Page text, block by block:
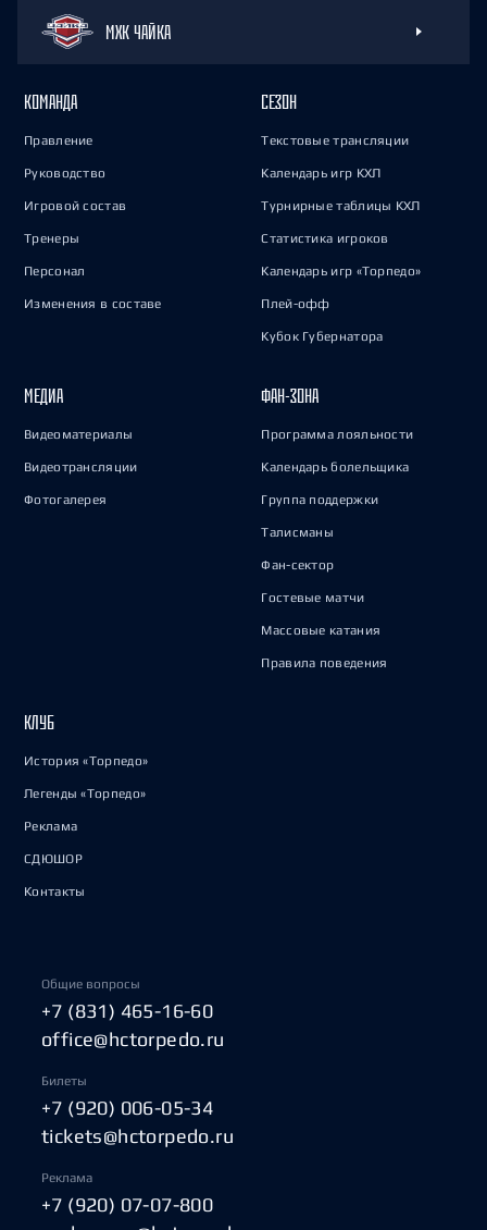
МХК ЧАЙКА
КОМАНДА
Правление
Руководство
Игровой состав
Тренеры
Персонал
Изменения в составе
СЕЗОН
Текстовые трансляции
Календарь игр КХЛ
Турнирные таблицы КХЛ
Статистика игроков
Календарь игр «Торпедо»
Плей-офф
Кубок Губернатора
МЕДИА
Видеоматериалы
Видеотрансляции
Фотогалерея
ФАН-ЗОНА
Программа лояльности
Календарь болельщика
Группа поддержки
Талисманы
Фан-сектор
Гостевые матчи
Массовые катания
Правила поведения
КЛУБ
История «Торпедо»
Легенды «Торпедо»
Реклама
СДЮШОР
Контакты
Общие вопросы
+7 (831) 465-16-60
office@hctorpedo.ru
Билеты
+7 (920) 006-05-34
tickets@hctorpedo.ru
Реклама
+7 (920) 07-07-800